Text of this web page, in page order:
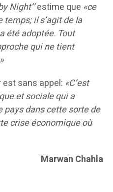
Night’’estime que «ce
temps; il s’agit de la
été adoptée. Tout
qui ne tient
est sans appel: «C’est
et sociale qui a
dans cette sorte de
crise économique où
Marwan Chahla